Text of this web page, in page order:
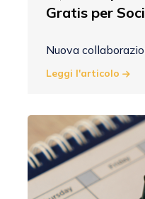
Gratis per
Nuova
Leggi l'articolo